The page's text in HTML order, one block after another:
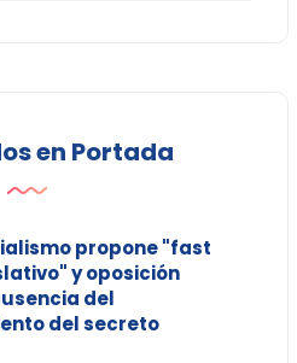
en Portada
propone "fast
y oposición
del
del secreto